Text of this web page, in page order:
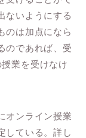
ないようにする
のは加点になら
のであれば、受
業を受けなけ
オンライン授業
している。詳し